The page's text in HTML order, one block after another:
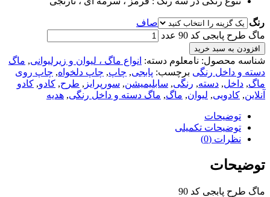
رنگ
صاف
ماگ طرح پابجی کد 90 عدد
افزودن به سبد خرید
شناسه محصول: نامعلوم دسته: انواع ماگ ، لیوان و زیرلیوانی, ماگ
دسته و داخل رنگی برچسب: پابجی, چاپ, چاپ دلخواه, چاپ روی
ماگ, داخل, دسته, رنگی, سابلیمیشن, سورپرایز , طرح, کادو, کادو
آنلاین, کادویی, لیوان, ماگ, ماگ دسته و داخل رنگی, هدیه
توضیحات
توضیحات تکمیلی
نظرات (0)
توضیحات
ماگ طرح پابجی کد 90